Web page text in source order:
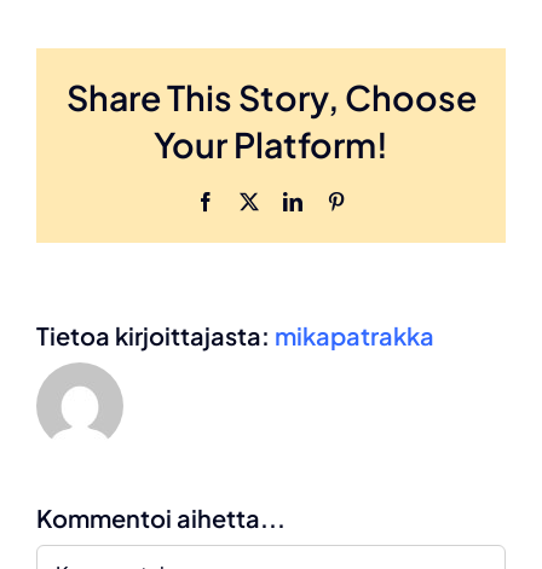
Share This Story, Choose
Your Platform!
Facebook LinkedIn
Tietoa kirjoittajasta: mikapatrakka
Kommentoi aihetta...
Kommentti